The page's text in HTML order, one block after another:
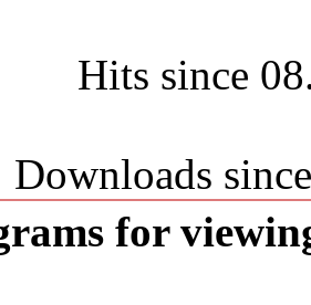
Hits since
Downloads
for